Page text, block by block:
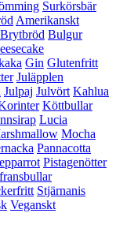
Surkörsbär
Amerikanskt
Brytbröd Bulgur
Gin Glutenfritt
Juläpplen
Julpaj Julvört Kahlua
Köttbullar
Lucia
Mocha
Pannacotta
Pistagenötter
Stjärnanis
Veganskt